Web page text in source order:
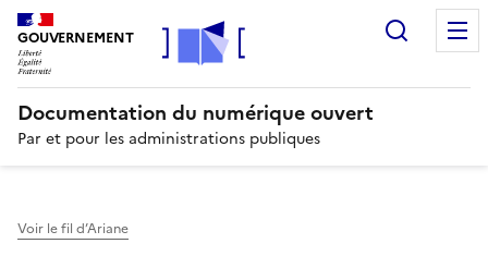
GOUVERNEMENT
Documentation du numérique ouvert
Par et pour les administrations publiques
Voir le fil d’Ariane